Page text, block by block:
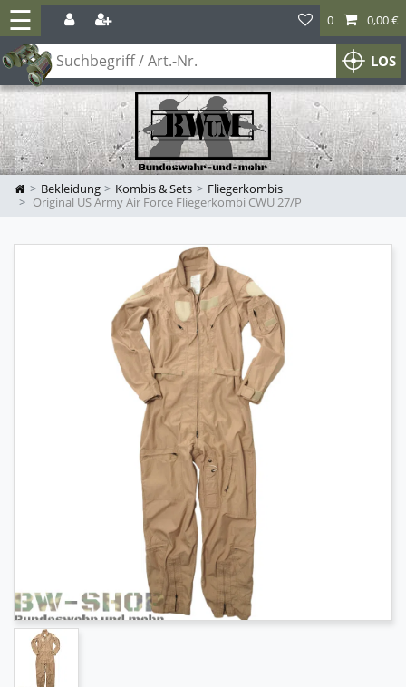
☰
LOS
0 0,00 €
Bekleidung Kombis & Sets
Fliegerkombis
Original US Army Air Force Fliegerkombi CWU 27/P